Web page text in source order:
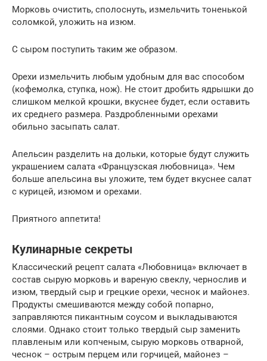
Морковь очистить, сполоснуть, измельчить тоненькой
соломкой, уложить на изюм.
С сыром поступить таким же образом.
Орехи измельчить любым удобным для вас способом
(кофемолка, ступка, нож). Не стоит дробить ядрышки до
слишком мелкой крошки, вкуснее будет, если оставить
их среднего размера. Раздробленными орехами
обильно засыпать салат.
Апельсин разделить на дольки, которые будут служить
украшением салата «Французская любовница». Чем
больше апельсина вы уложите, тем будет вкуснее салат
с курицей, изюмом и орехами.
Приятного аппетита!
Кулинарные секреты
Классический рецепт салата «Любовница» включает в
состав сырую морковь и вареную свеклу, чернослив и
изюм, твердый сыр и грецкие орехи, чеснок и майонез.
Продукты смешиваются между собой попарно,
заправляются пикантным соусом и выкладываются
слоями. Однако стоит только твердый сыр заменить
плавленым или копченым, сырую морковь отварной,
чеснок – острым перцем или горчицей, майонез –